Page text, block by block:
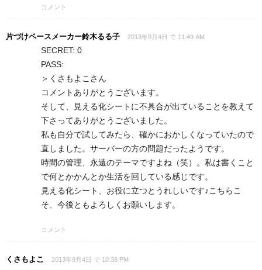
コメント
片づけペースメーカー鈴木るる子 2013年9月4日 で 11:49 AM
SECRET: 0
PASS:
＞くさもよこさん
コメントありがとうございます。
そして、見える化シートに不具合が出ていることを教えて
下さってありがとうございました。
私も自分で試してみたら、確かにおかしくなっていたので
直しました。サーバーの方の問題だったようです。
時間の管理、永遠のテーマですよね（笑）。私は書くこと
で何とかかんとか生活を回している感じです。
見える化シート、お役に立つとうれしいです♪こちらこ
そ、今後ともよろしくお願いします。
コメント
くさもよこ 2013年9月4日 で 10:38 PM